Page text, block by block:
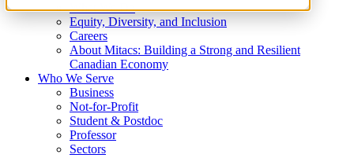
What We Do
Equity, Diversity, and Inclusion
Careers
About Mitacs: Building a Strong and Resilient
Canadian Economy
Who We Serve
Business
Not-for-Profit
Student & Postdoc
Professor
Sectors